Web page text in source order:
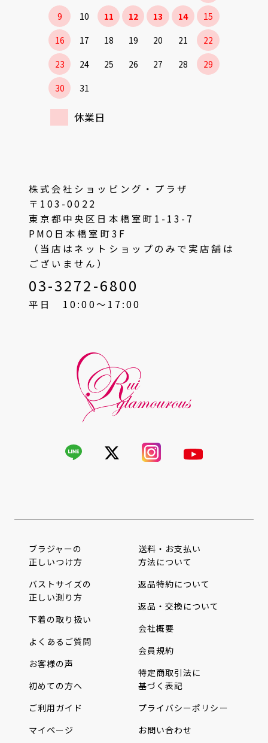
9
10 11 12 13 14
15
16
17 18 19 20 21
22
23
24 25 26 27 28
29
30
31
休業日
株式会社ショッピング・プラザ
〒103-0022
東京都中央区日本橋室町1-13-7
PMO日本橋室町3F
（当店はネットショップのみで実店舗は
ございません）
03-3272-6800
平日 10:00〜17:00
ブラジャーの
正しいつけ方
バストサイズの
正しい測り方
下着の取り扱い
よくあるご質問
お客様の声
初めての方へ
ご利用ガイド
マイページ
送料・お支払い
方法について
返品特約について
返品・交換について
会社概要
会員規約
特定商取引法に
基づく表記
プライバシーポリシー
お問い合わせ